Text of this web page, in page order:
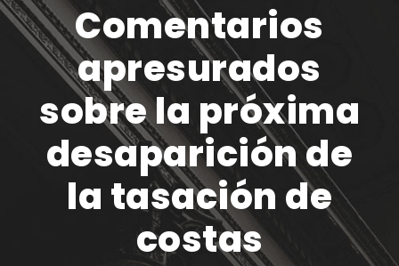
Comentarios
apresurados
sobre la próxima
desaparición de
la tasación de
costas